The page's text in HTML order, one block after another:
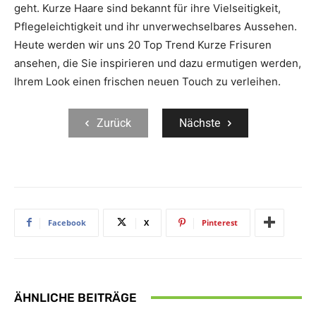
geht. Kurze Haare sind bekannt für ihre Vielseitigkeit,
Pflegeleichtigkeit und ihr unverwechselbares Aussehen.
Heute werden wir uns 20 Top Trend Kurze Frisuren
ansehen, die Sie inspirieren und dazu ermutigen werden,
Ihrem Look einen frischen neuen Touch zu verleihen.
Zurück Nächste
Facebook X Pinterest
ÄHNLICHE BEITRÄGE